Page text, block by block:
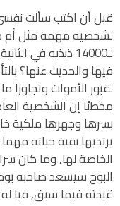
قبل أن اكتب سألت
لشخصيه مهمة مثل أم
لـ14000 ذبذبه
فيها والحديث عنها؟
لقبور الأموات وتجاوزا
مخطئا إن الشخصية
بسرها وجهرها ملكية
يرتديها بقية حياته
الخاصة لها, وما كان
البوح سيسعد صاحبه
قيدته فيما سبق, فيا